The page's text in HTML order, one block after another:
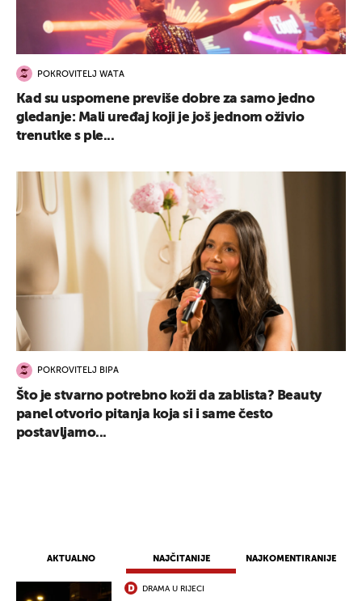
AKTUALNO NAJČITANIJE NAJKOMENTIRANIJE
DRAMA U RIJECI
POKROVITELJ WATA
Kad su uspomene previše dobre za samo jedno
gledanje: Mali uređaj koji je još jednom oživio
trenutke s ple...
POKROVITELJ BIPA
Što je stvarno potrebno koži da zablista? Beauty
panel otvorio pitanja koja si i same često
postavljamo...